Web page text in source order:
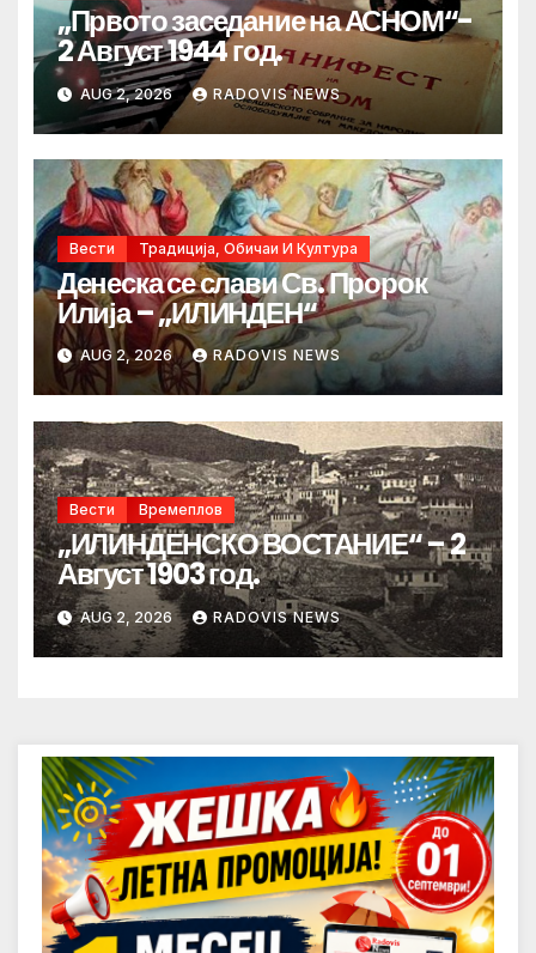
„Првото заседание на АСНОМ“-
2 Август 1944 год.
AUG 2, 2026 RADOVIS NEWS
Вести Традиција, Обичаи И Култура
Денеска се слави Св. Пророк
Илија – „ИЛИНДЕН“
AUG 2, 2026 RADOVIS NEWS
Вести Времеплов
„ИЛИНДЕНСКО ВОСТАНИЕ“ – 2
Август 1903 год.
AUG 2, 2026 RADOVIS NEWS